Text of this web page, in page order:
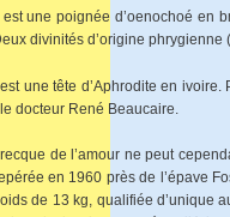
une poignée d’oenochoé en
divinités d’origine
une tête d’Aphrodite en
docteur René Beaucaire.
de l’amour ne peut
en 1960 près de l’épave
de 13 kg, qualifiée d’unique